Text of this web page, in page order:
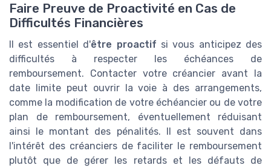
Faire Preuve de Proactivité en Cas de
Difficultés Financières
Il est essentiel d'être proactif si vous anticipez des
difficultés à respecter les échéances de
remboursement. Contacter votre créancier avant la
date limite peut ouvrir la voie à des arrangements,
comme la modification de votre échéancier ou de votre
plan de remboursement, éventuellement réduisant
ainsi le montant des pénalités. Il est souvent dans
l'intérêt des créanciers de faciliter le remboursement
plutôt que de gérer les retards et les défauts de